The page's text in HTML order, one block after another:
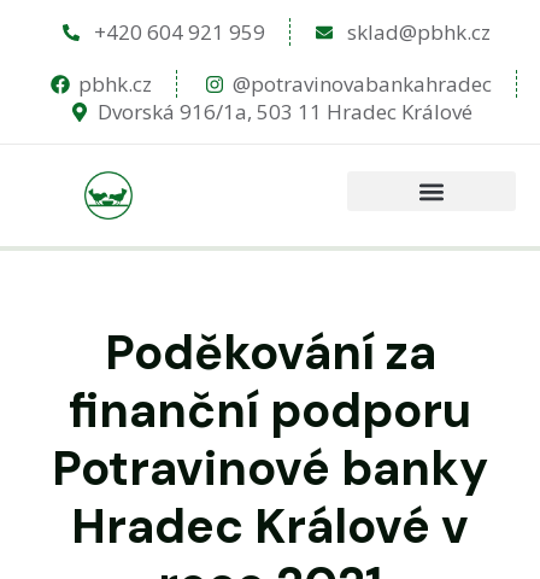
+420 604 921 959
sklad@pbhk.cz
pbhk.cz
@potravinovabankahradec
Dvorská 916/1a, 503 11 Hradec Králové
Poděkování za
finanční podporu
Potravinové banky
Hradec Králové v